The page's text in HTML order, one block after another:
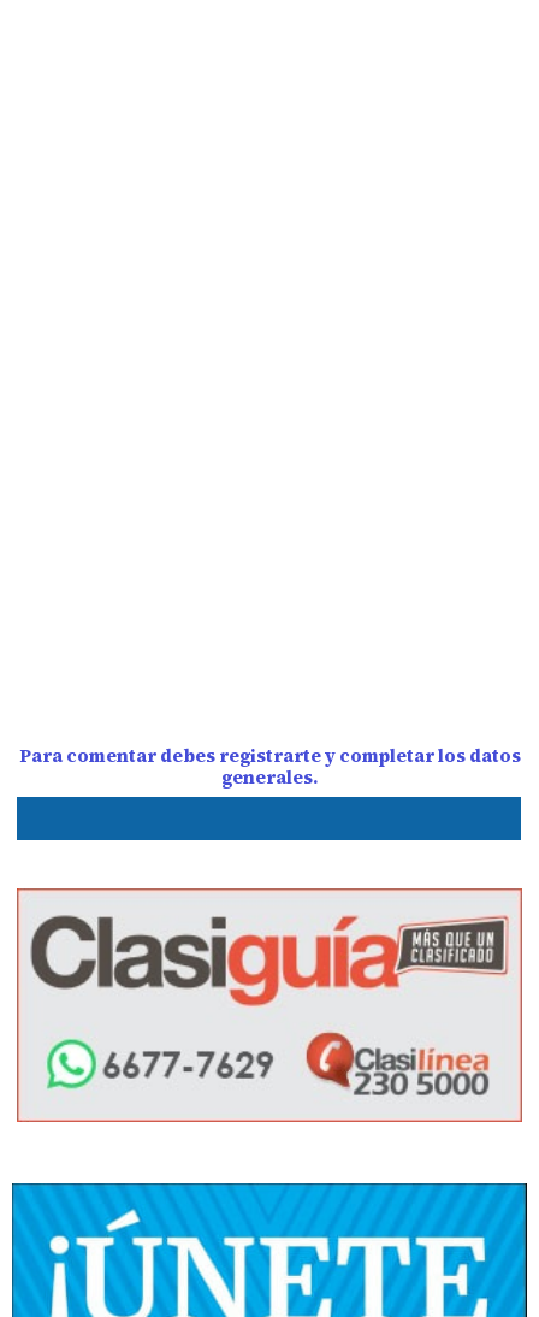
Para comentar debes registrarte y completar los datos
generales.